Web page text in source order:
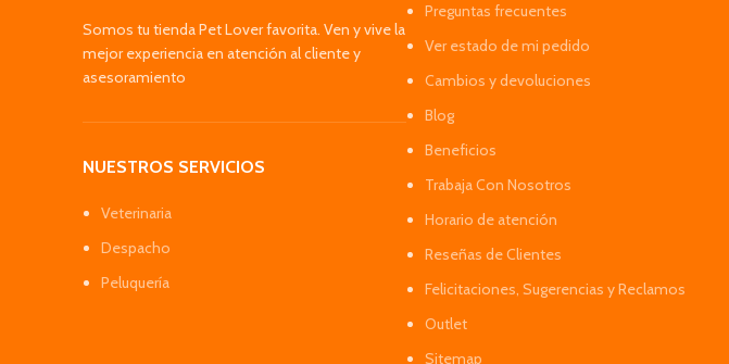
Somos tu tienda Pet Lover favorita. Ven y vive la
mejor experiencia en atención al cliente y
asesoramiento
NUESTROS SERVICIOS
Veterinaria
Despacho
Peluquería
Preguntas frecuentes
Ver estado de mi pedido
Cambios y devoluciones
Blog
Beneficios
Trabaja Con Nosotros
Horario de atención
Reseñas de Clientes
Felicitaciones, Sugerencias y Reclamos
Outlet
Sitemap